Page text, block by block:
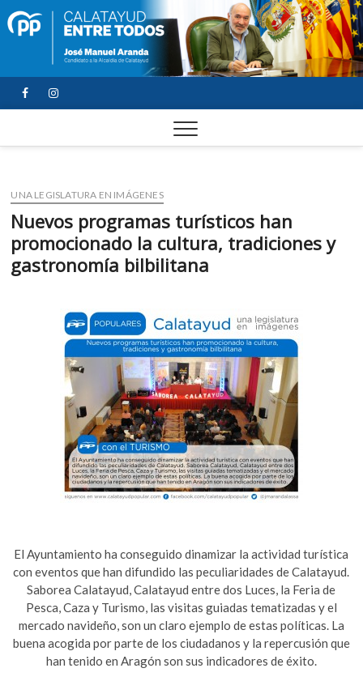
FACEBOOK
YOUTUBE
INSTAGRAM
UNA LEGISLATURA EN IMÁGENES
Nuevos programas turísticos han
promocionado la cultura, tradiciones y
gastronomía bilbilitana
El Ayuntamiento ha conseguido dinamizar la actividad turística
con eventos que han difundido las peculiaridades de Calatayud.
Saborea Calatayud, Calatayud entre dos Luces, la Feria de
Pesca, Caza y Turismo, las visitas guiadas tematizadas y el
mercado navideño, son un claro ejemplo de estas políticas. La
buena acogida por parte de los ciudadanos y la repercusión que
han tenido en Aragón son sus indicadores de éxito.